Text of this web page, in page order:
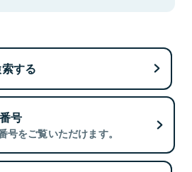
する
号
号をご覧いただけます。